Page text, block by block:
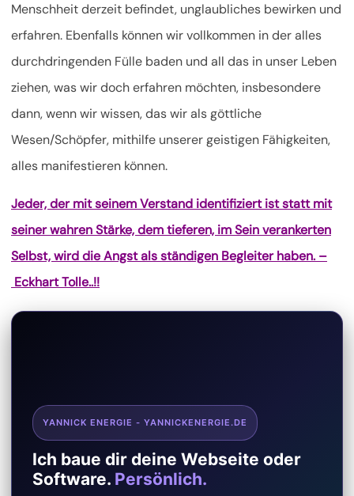
Menschheit derzeit befindet, unglaubliches bewirken und
erfahren. Ebenfalls können wir vollkommen in der alles
durchdringenden Fülle baden und all das in unser Leben
ziehen, was wir doch erfahren möchten, insbesondere
dann, wenn wir wissen, das wir als göttliche
Wesen/Schöpfer, mithilfe unserer geistigen Fähigkeiten,
alles manifestieren können.
Jeder, der mit seinem Verstand identifiziert ist statt mit
seiner wahren Stärke, dem tieferen, im Sein verankerten
Selbst, wird die Angst als ständigen Begleiter haben. –
Eckhart Tolle..!!
YANNICK ENERGIE - YANNICKENERGIE.DE
Ich baue dir deine Webseite oder
Software. Persönlich.